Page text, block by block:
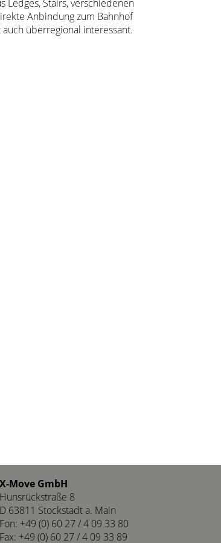
Stairs, verschiedenen
Anbindung zum Bahnhof
überregional interessant.
X-Move GmbH
Hunsrückstraße 8
D 63811 Stockstadt a. Main
Fon: +49 (0) 60 27 / 4 09 33 80
Fax: +49 (0) 60 27 / 4 09 33 89